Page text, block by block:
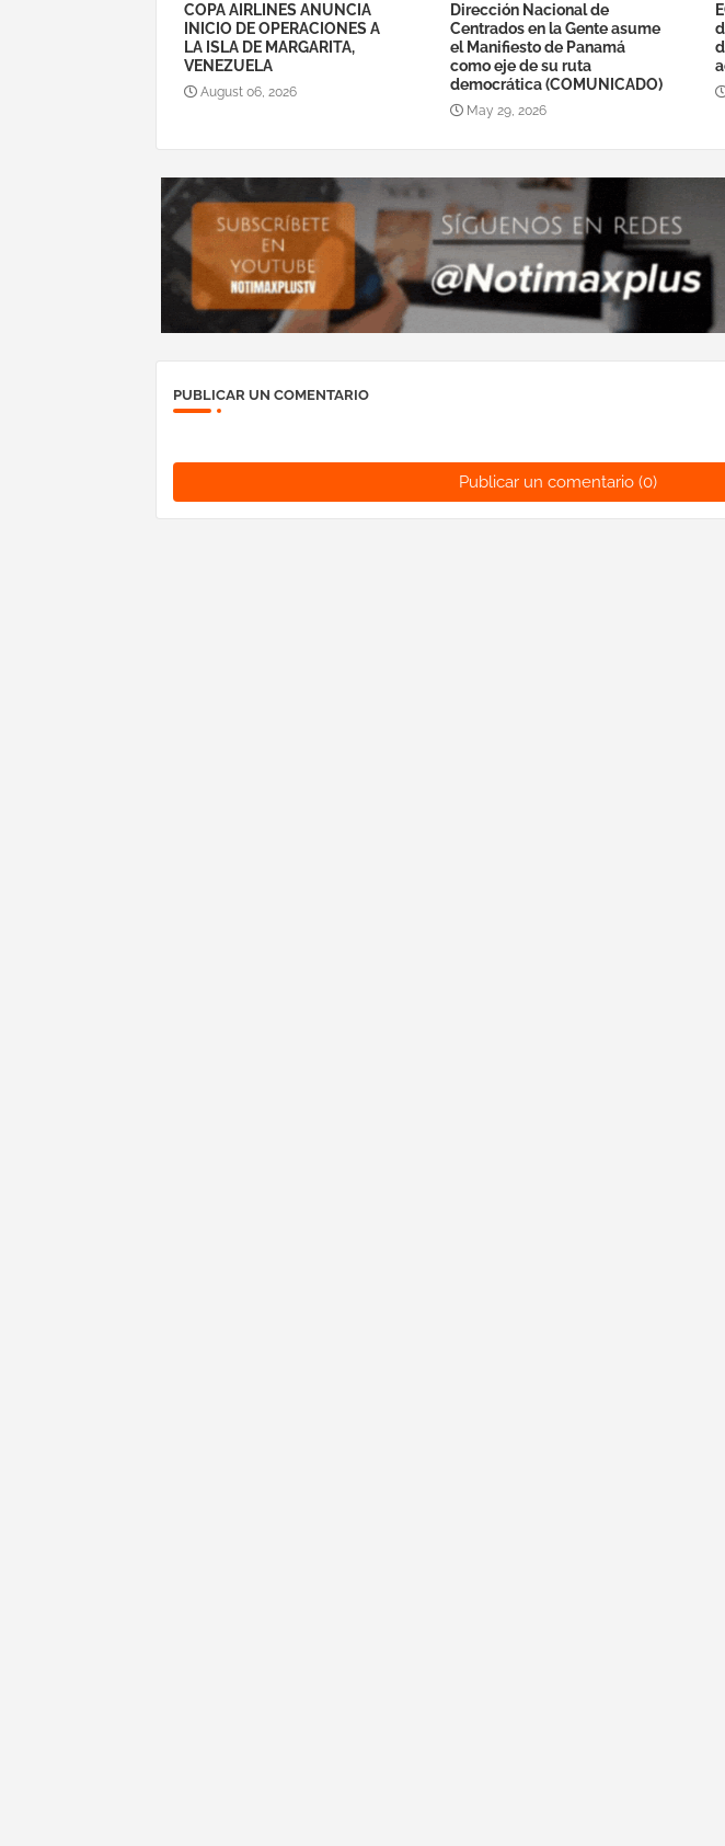
COPA AIRLINES ANUNCIA
INICIO DE OPERACIONES A
LA ISLA DE MARGARITA,
VENEZUELA
August 06, 2026
Dirección Nacional de
Centrados en la Gente asume
el Manifiesto de Panamá
como eje de su ruta
democrática (COMUNICADO)
May 29, 2026
PUBLICAR UN COMENTARIO
Publicar un comentario (0)